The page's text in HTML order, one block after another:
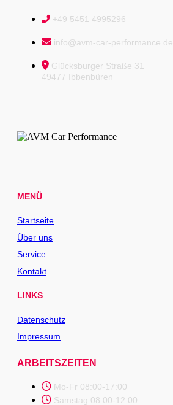
+49 5451 4995296
info@avm-car-performance.de
Glücksburger Straße 31
49477 Ibbenbüren
MENÜ
Startseite
Über uns
Service
Kontakt
LINKS
Datenschutz
Impressum
ARBEITSZEITEN
Mo-Fr 08:00-17:00
Samstag 08:00-12:00